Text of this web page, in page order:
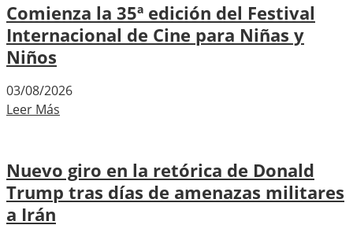
Comienza la 35ª edición del Festival
Internacional de Cine para Niñas y
Niños
03/08/2026
Leer Más
Nuevo giro en la retórica de Donald
Trump tras días de amenazas militares
a Irán